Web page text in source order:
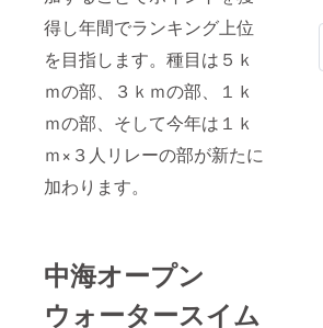
得し年間でランキング上位
を目指します。種目は５ｋ
ｍの部、３ｋｍの部、１ｋ
ｍの部、そして今年は１ｋ
ｍ×３人リレーの部が新たに
加わります。
中海オープン
ウォータースイム